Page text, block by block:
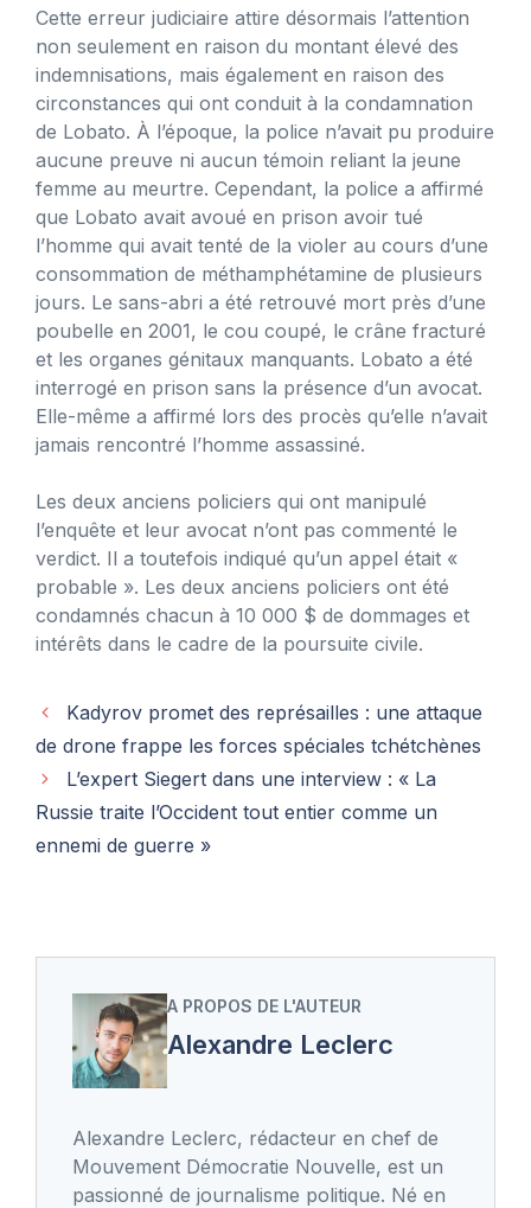
Cette erreur judiciaire attire désormais l’attention
non seulement en raison du montant élevé des
indemnisations, mais également en raison des
circonstances qui ont conduit à la condamnation
de Lobato. À l’époque, la police n’avait pu produire
aucune preuve ni aucun témoin reliant la jeune
femme au meurtre. Cependant, la police a affirmé
que Lobato avait avoué en prison avoir tué
l’homme qui avait tenté de la violer au cours d’une
consommation de méthamphétamine de plusieurs
jours. Le sans-abri a été retrouvé mort près d’une
poubelle en 2001, le cou coupé, le crâne fracturé
et les organes génitaux manquants. Lobato a été
interrogé en prison sans la présence d’un avocat.
Elle-même a affirmé lors des procès qu’elle n’avait
jamais rencontré l’homme assassiné.
Les deux anciens policiers qui ont manipulé
l’enquête et leur avocat n’ont pas commenté le
verdict. Il a toutefois indiqué qu’un appel était «
probable ». Les deux anciens policiers ont été
condamnés chacun à 10 000 $ de dommages et
intérêts dans le cadre de la poursuite civile.
Kadyrov promet des représailles : une attaque
de drone frappe les forces spéciales tchétchènes
L’expert Siegert dans une interview : « La
Russie traite l’Occident tout entier comme un
ennemi de guerre »
A PROPOS DE L'AUTEUR
Alexandre Leclerc
Alexandre Leclerc, rédacteur en chef de
Mouvement Démocratie Nouvelle, est un
passionné de journalisme politique. Né en